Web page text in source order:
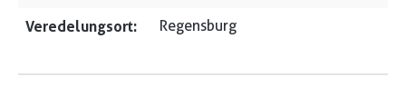
Veredelungsort: Regensburg